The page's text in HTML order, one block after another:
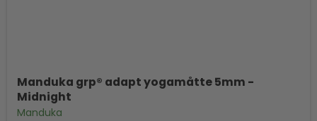
Manduka grp® adapt yogamåtte 5mm -
Midnight
Manduka